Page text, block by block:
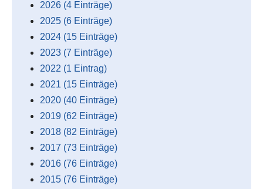
2026 (4 Einträge)
2025 (6 Einträge)
2024 (15 Einträge)
2023 (7 Einträge)
2022 (1 Eintrag)
2021 (15 Einträge)
2020 (40 Einträge)
2019 (62 Einträge)
2018 (82 Einträge)
2017 (73 Einträge)
2016 (76 Einträge)
2015 (76 Einträge)